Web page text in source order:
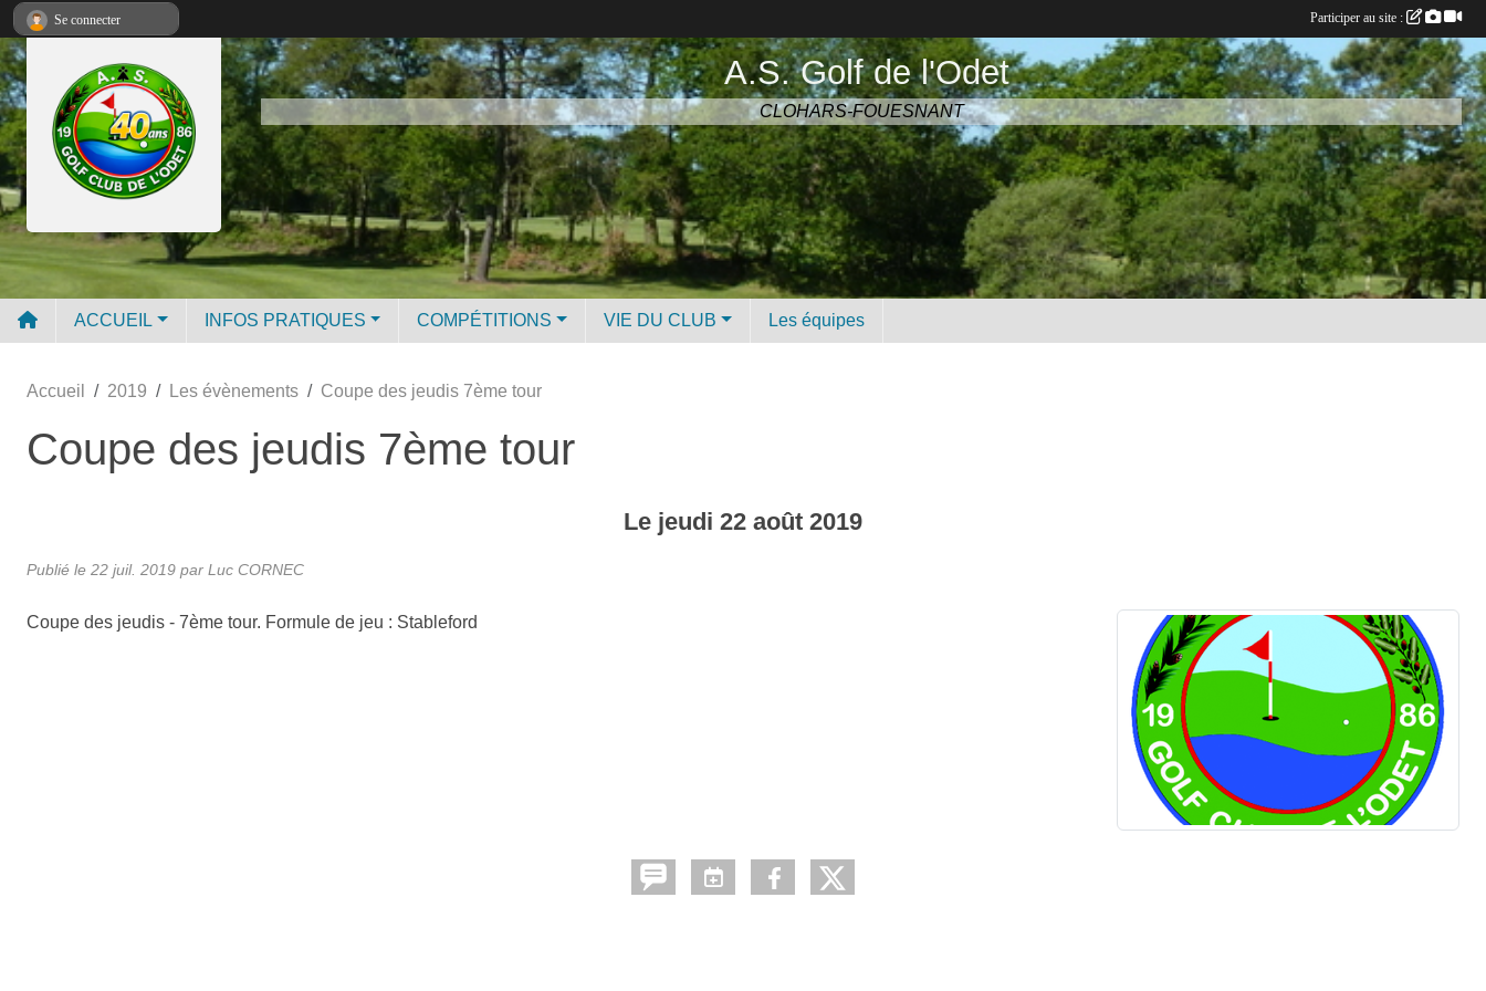
A.S. Golf de l'Odet
CLOHARS-FOUESNANT
ACCUEIL INFOS PRATIQUES COMPÉTITIONS VIE DU CLUB Les équipes
Accueil 2019 Les évènements Coupe des jeudis 7ème tour
Coupe des jeudis 7ème tour
Le jeudi 22 août 2019
Publié le 22 juil. 2019 par Luc CORNEC
Coupe des jeudis - 7ème tour. Formule de jeu : Stableford
Se connecter Participer au site :
Panneau de gestion des cookies